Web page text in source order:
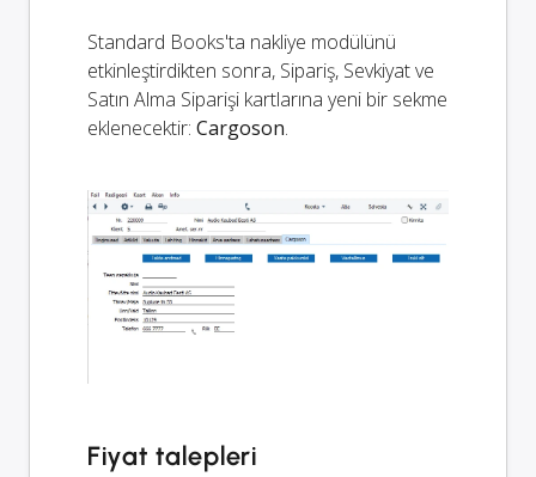
Standard Books'ta nakliye modülünü
etkinleştirdikten sonra, Sipariş, Sevkiyat ve
Satın Alma Siparişi kartlarına yeni bir sekme
eklenecektir: Cargoson.
Fiyat talepleri